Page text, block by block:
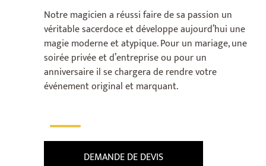
Notre magicien a réussi faire de sa passion un
véritable sacerdoce et développe aujourd’hui une
magie moderne et atypique. Pour un mariage, une
soirée privée et d’entreprise ou pour un
anniversaire il se chargera de rendre votre
événement original et marquant.
DEMANDE DE DEVIS